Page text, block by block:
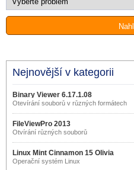
Nejnovější v kategorii
Binary Viewer 6.17.1.08
Otevírání souborů v různých formátech
FileViewPro 2013
Otvírání různých souborů
Linux Mint Cinnamon 15 Olivia
Operační systém Linux